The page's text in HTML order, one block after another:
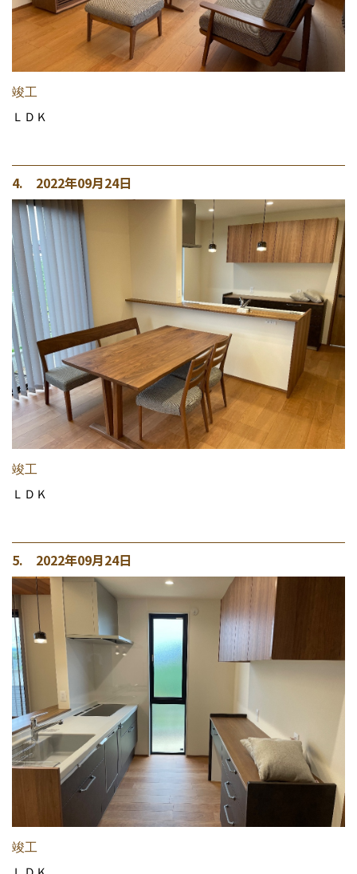
竣工
ＬＤＫ
4. 2022年09月24日
竣工
ＬＤＫ
5. 2022年09月24日
竣工